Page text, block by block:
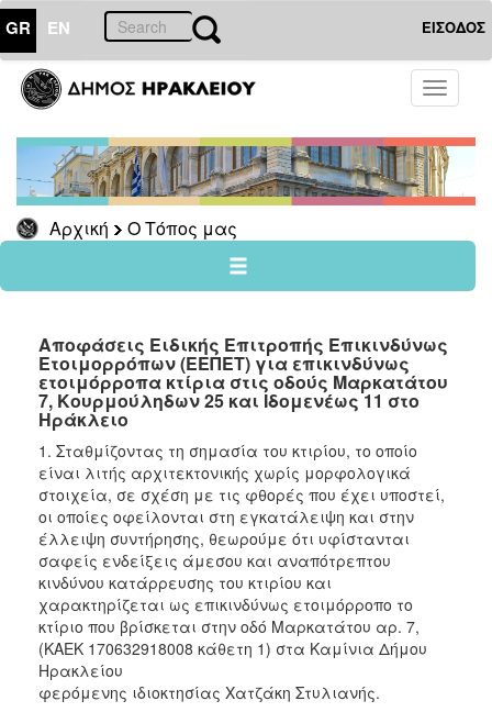
GR EN ΕΙΣΟΔΟΣ
Toggle
Αρχική Ο Τόπος μας
ΤΟΠΟΣ
ΜΑΣ
Ανακοινώσεις
Αρχείο
ΠΟΛΙΤΙΣΜΟΣ
ΑΝΘΕΚΤΙΚΗ
ΠΟΛΗ
Αποφάσεις Ειδικής Επιτροπής Επικινδύνως
Ετοιμορρόπων (ΕΕΠΕΤ) για επικινδύνως
ετοιμόρροπα κτίρια στις οδούς Μαρκατάτου
7, Κουρμούληδων 25 και Ιδομενέως 11 στο
Ηράκλειο
1. Σταθμίζοντας τη σημασία του κτιρίου, το οποίο
είναι λιτής αρχιτεκτονικής χωρίς μορφολογικά
στοιχεία, σε σχέση με τις φθορές που έχει υποστεί,
οι οποίες οφείλονται στη εγκατάλειψη και στην
έλλειψη συντήρησης, θεωρούμε ότι υφίστανται
σαφείς ενδείξεις άμεσου και αναπότρεπτου
κινδύνου κατάρρευσης του κτιρίου και
χαρακτηρίζεται ως επικινδύνως ετοιμόρροπο το
κτίριο που βρίσκεται στην οδό Μαρκατάτου αρ. 7,
(ΚΑΕΚ 170632918008 κάθετη 1) στα Καμίνια Δήμου
Ηρακλείου
φερόμενης ιδιοκτησίας Χατζάκη Στυλιανής.